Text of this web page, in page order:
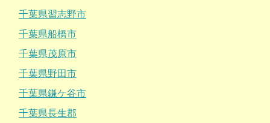
千葉県習志野市
千葉県船橋市
千葉県茂原市
千葉県野田市
千葉県鎌ケ谷市
千葉県長生郡